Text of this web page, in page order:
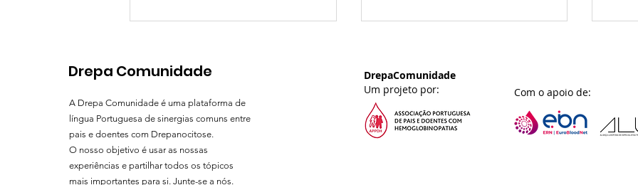
encontro cheio de força,
No passado dia 4 de maio de
2025, assinalámos o Dia da Mãe
de uma forma especial, com um
encontro online dedicado a
todas as mães de...
Drepa Comunidade
A Drepa Comunidade é uma plataforma de
língua Portuguesa de sinergias comuns entre
pais e doentes com Drepanocitose.
O nosso objetivo é usar as nossas
experiências e partilhar todos os tópicos
mais importantes para si. Junte-se a nós.
DrepaComunidade
Um projeto por:
Com o apoio de: